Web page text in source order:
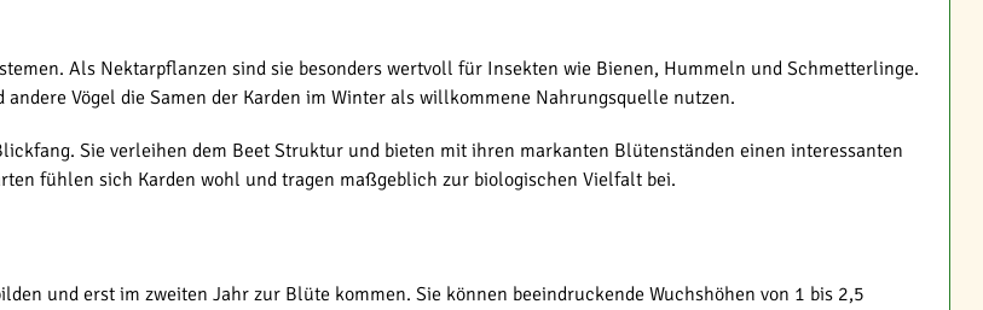
Als Nektarpflanzen sind sie besonders wertvoll für Insekten wie Bienen, Hummeln und Schmetterlinge.
Vögel die Samen der Karden im Winter als willkommene Nahrungsquelle nutzen.
Sie verleihen dem Beet Struktur und bieten mit ihren markanten Blütenständen einen interessanten
fühlen sich Karden wohl und tragen maßgeblich zur biologischen Vielfalt bei.
und erst im zweiten Jahr zur Blüte kommen. Sie können beeindruckende Wuchshöhen von 1 bis 2,5